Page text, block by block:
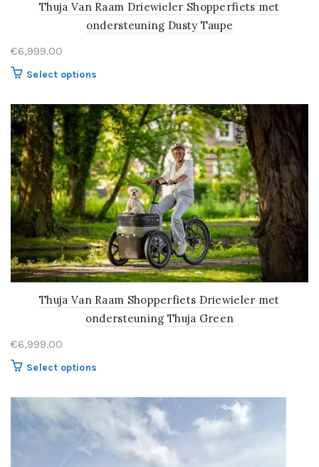
Thuja Van Raam Driewieler Shopperfiets met
ondersteuning Dusty Taupe
€6,999.00
Select options
Thuja Van Raam Shopperfiets Driewieler met
ondersteuning Thuja Green
€6,999.00
Select options